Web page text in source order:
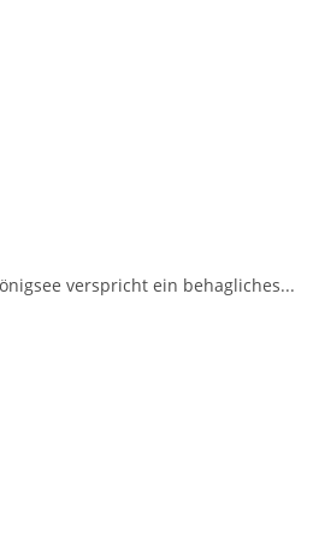
verspricht ein behagliches...